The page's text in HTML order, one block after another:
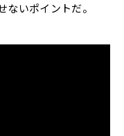
いポイントだ。